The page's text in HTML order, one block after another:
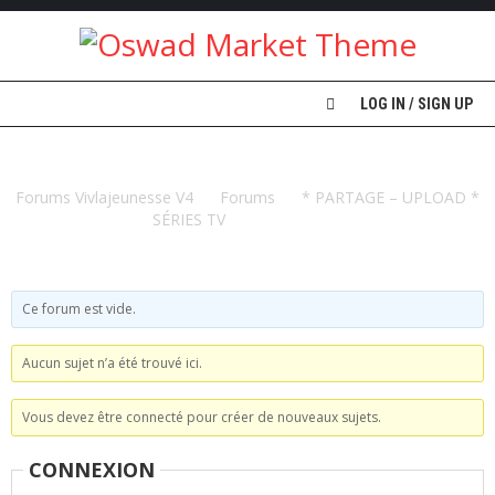
A
C
I
L
V
L
J
E
U
N
E
S
LOG IN / SIGN UP
Forums Vivlajeunesse V4 Forums
* PARTAGE – UPLOAD *
SÉRIES TV
Ce forum est vide.
Aucun sujet n’a été trouvé ici.
Vous devez être connecté pour créer de nouveaux sujets.
CONNEXION